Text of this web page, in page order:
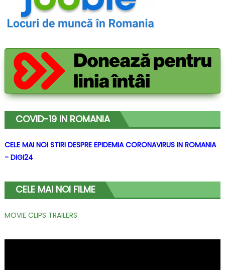
COVID-19 IN ROMANIA
CELE MAI NOI STIRI DESPRE EPIDEMIA CORONAVIRUS IN ROMANIA
- DIGI24
CELE MAI NOI FILME
MOVIE CLIPS TRAILERS